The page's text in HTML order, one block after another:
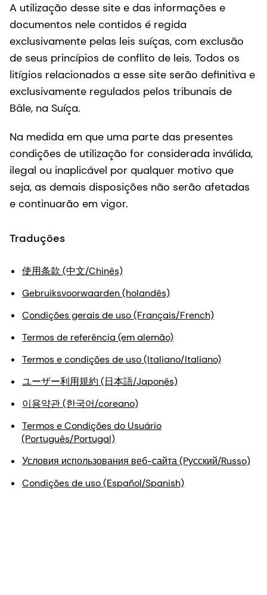
A utilização desse site e das informações e
documentos nele contidos é regida
exclusivamente pelas leis suíças, com exclusão
de seus princípios de conflito de leis. Todos os
litígios relacionados a esse site serão definitiva e
exclusivamente regulados pelos tribunais de
Bâle, na Suíça.
Na medida em que uma parte das presentes
condições de utilização for considerada inválida,
ilegal ou inaplicável por qualquer motivo que
seja, as demais disposições não serão afetadas
e continuarão em vigor.
Traduções
使用条款 (中文/Chinês)
Gebruiksvoorwaarden (holandês)
Condições gerais de uso (Français/French)
Termos de referência (em alemão)
Termos e condições de uso (Italiano/Italiano)
ユーザー利用規約 (日本語/Japonês)
이용약관 (한국어/coreano)
Termos e Condições do Usuário
(Português/Portugal)
Условия использования веб-сайта (Pусский/Russo)
Condições de uso (Español/Spanish)